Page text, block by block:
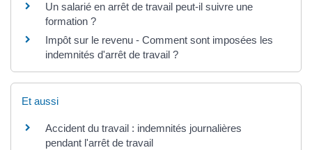
Un salarié en arrêt de travail peut-il suivre une
formation ?
Impôt sur le revenu - Comment sont imposées les
indemnités d'arrêt de travail ?
Et aussi
Accident du travail : indemnités journalières
pendant l'arrêt de travail